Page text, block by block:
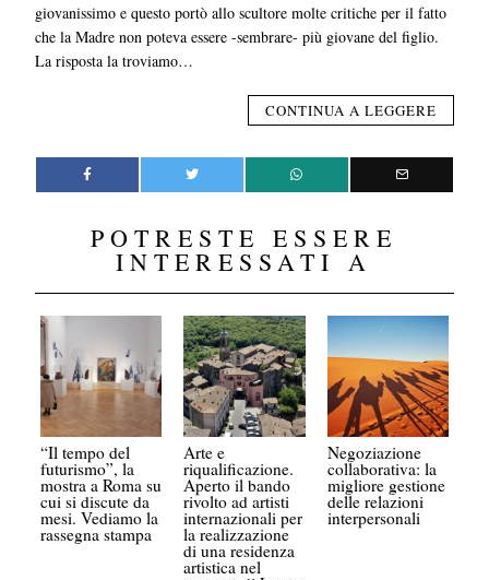
giovanissimo e questo portò allo scultore molte critiche per il fatto
che la Madre non poteva essere -sembrare- più giovane del figlio.
La risposta la troviamo…
CONTINUA A LEGGERE
POTRESTE ESSERE
INTERESSATI A
“Il tempo del
futurismo”, la
mostra a Roma su
cui si discute da
mesi. Vediamo la
rassegna stampa
Arte e
riqualificazione.
Aperto il bando
rivolto ad artisti
internazionali per
la realizzazione
di una residenza
artistica nel
Negoziazione
collaborativa: la
migliore gestione
delle relazioni
interpersonali